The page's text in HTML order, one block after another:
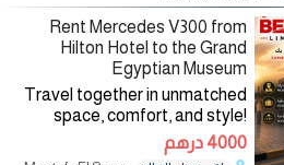
the Grand Egyptian Museum
Rent Mercedes V300 from
Hilton Hotel to the Grand
Egyptian Museum
Travel together in unmatched
space, comfort, and style!
Perfect for families, VIP groups,
or business teams, our luxury
4000 درهم